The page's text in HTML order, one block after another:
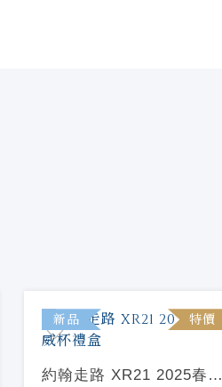
新品 特價
約翰走路 XR21 2025春節